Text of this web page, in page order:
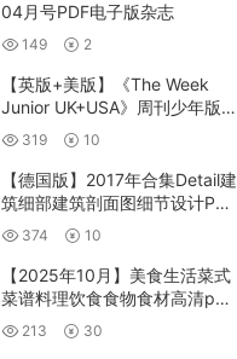
04月号PDF电子版杂志
149 2
【英版+美版】《The Week
Junior UK+USA》周刊少年版
2023年1月合集（7本）
319 10
【德国版】2017年合集Detail建
筑细部建筑剖面图细节设计PDF
杂志（12本）
374 10
【2025年10月】美食生活菜式
菜谱料理饮食食物食材高清pdf
杂志2025年10月打包
（300+本）
213 30